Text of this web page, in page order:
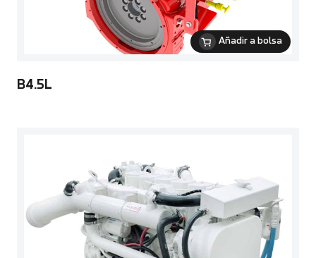
Añadir a bolsa
B4.5L